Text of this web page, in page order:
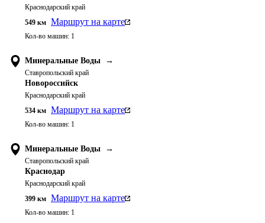
Краснодарский край
549 км Маршрут на карте
Кол-во машин: 1
Минеральные Воды →
Ставропольский край
Новороссийск
Краснодарский край
534 км Маршрут на карте
Кол-во машин: 1
Минеральные Воды →
Ставропольский край
Краснодар
Краснодарский край
399 км Маршрут на карте
Кол-во машин: 1